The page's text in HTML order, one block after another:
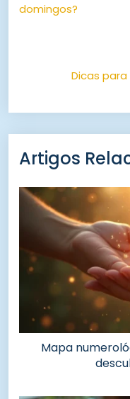
domingos?
Dicas
Artigos
Mapa